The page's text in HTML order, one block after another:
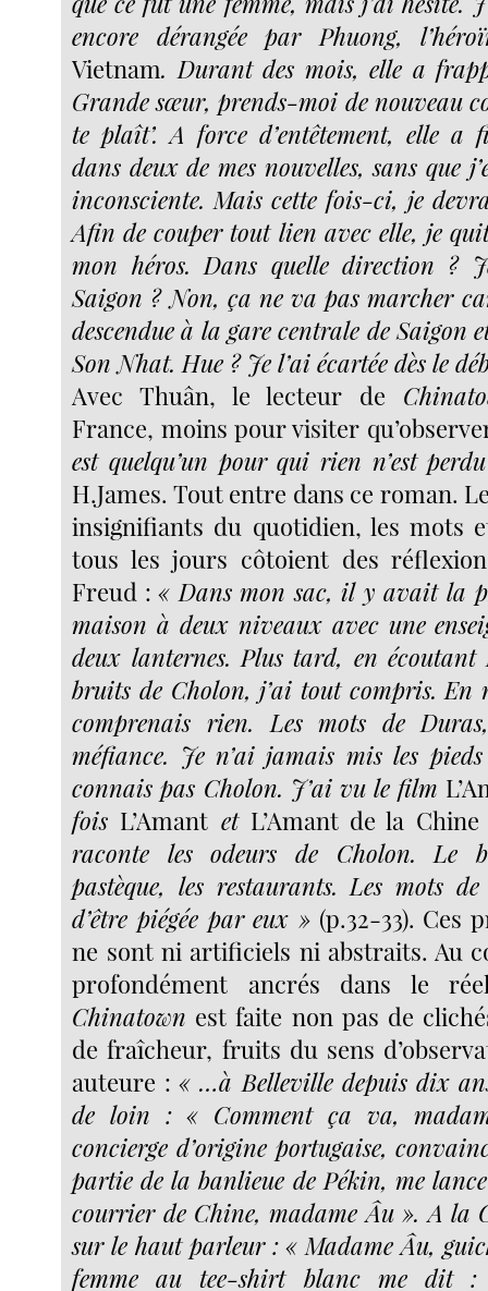
encore dérangée par Phuong,
Vietnam. Durant des mois, elle a
Grande sœur, prends-moi de nouveau
te plaît’. A force d’entêtement, elle a
dans deux de mes nouvelles, sans que
inconsciente. Mais cette fois-ci, je
Afin de couper tout lien avec elle, je
mon héros. Dans quelle direction ?
Saigon ? Non, ça ne va pas marcher
descendue à la gare centrale de Saigon
Son Nhat. Hue ? Je l’ai écartée dès le
Avec Thuân, le lecteur de
France, moins pour visiter
est quelqu’un pour qui rien n’est
H.James. Tout entre dans ce roman.
insignifiants du quotidien, les mots
tous les jours côtoient des
Freud :« Dans mon sac, il y avait la
maison à deux niveaux avec une
deux lanternes. Plus tard, en écoutant
bruits de Cholon, j’ai tout compris. En
comprenais rien. Les mots de
méfiance. Je n’ai jamais mis les
connais pas Cholon. J’ai vu le film
fois L’Amant et L’Amant de la
raconte les odeurs de Cholon. Le
pastèque, les restaurants. Les mots
d’être piégée par eux »(p.32-33). Ces
ne sont ni artificiels ni abstraits. Au
profondément ancrés dans le
Chinatown est faite non pas de
de fraîcheur, fruits du sens
auteure : « …à Belleville depuis dix
de loin : « Comment ça va,
concierge d’origine portugaise,
partie de la banlieue de Pékin, me
courrier de Chine, madame Âu ». A la
sur le haut parleur : « Madame Âu,
femme au tee-shirt blanc me dit :